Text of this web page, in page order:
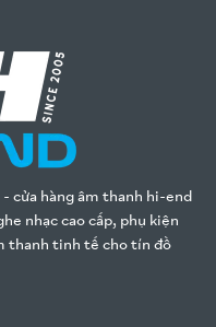
cửa hàng âm thanh hi-end
nhạc cao cấp, phụ kiện
thanh tinh tế cho tín đồ